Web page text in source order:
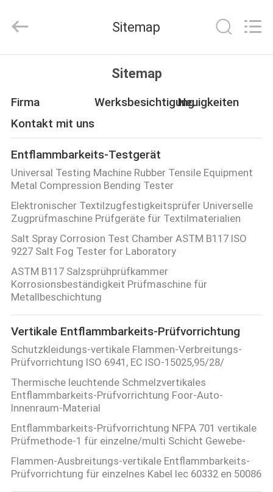
PRODUKTE
VR
SHOW
ÜBER
UNS
FABRIK-
AUSFLUG
TRETEN
SIE
MIT
UNS
IN
VERBINDUNG
NACHRICHTEN
LTD.
Reserved.
Sitemap
Sitemap
Firma WerksbesichtigungNeuigkeiten
Kontakt mit uns
Entflammbarkeits-Testgerät
Universal Testing Machine Rubber Tensile Equipment
Metal Compression Bending Tester
Elektronischer Textilzugfestigkeitsprüfer Universelle
Zugprüfmaschine Prüfgeräte für Textilmaterialien
Salt Spray Corrosion Test Chamber ASTM B117 ISO
9227 Salt Fog Tester for Laboratory
ASTM B117 Salzsprühprüfkammer
Korrosionsbeständigkeit Prüfmaschine für
Metallbeschichtung
Vertikale Entflammbarkeits-Prüfvorrichtung
Schutzkleidungs-vertikale Flammen-Verbreitungs-
Prüfvorrichtung ISO 6941, EC ISO-15025,95/28/
Thermische leuchtende Schmelzvertikales
Entflammbarkeits-Prüfvorrichtung Foor-Auto-
Innenraum-Material
Entflammbarkeits-Prüfvorrichtung NFPA 701 vertikale
Prüfmethode-1 für einzelne/multi Schicht Gewebe-
Flammen-Ausbreitungs-vertikale Entflammbarkeits-
Prüfvorrichtung für einzelnes Kabel Iec 60332 en 50086